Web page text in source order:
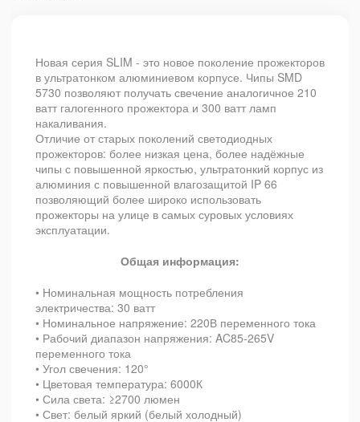
Новая серия SLIM - это новое поколение прожекторов
в ультратонком алюминиевом корпусе. Чипы SMD
5730 позволяют получать свечение аналогичное 210
ватт галогенного прожектора и 300 ватт ламп
накаливания.
Отличие от старых поколений светодиодных
прожекторов: более низкая цена, более надёжные
чипы с повышенной яркостью, ультратонкий корпус из
алюминия с повышенной влагозащитой IP 66
позволяющий более широко использовать
прожекторы на улице в самых суровых условиях
эксплуатации.
Общая информация:
• Номинальная мощность потребления
электричества: 30 ватт
• Номинальное напряжение: 220В переменного тока
• Рабочий диапазон напряжения: AC85-265V
переменного тока
• Угол свечения: 120°
• Цветовая температура: 6000К
• Сила света: ≥2700 люмен
• Свет: белый яркий (белый холодный)